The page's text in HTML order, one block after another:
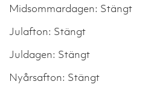
Midsommardagen: Stängt
Julafton: Stängt
Juldagen: Stängt
Nyårsafton: Stängt